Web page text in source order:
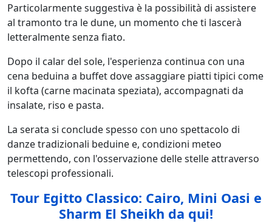
Particolarmente suggestiva è la possibilità di assistere
al tramonto tra le dune, un momento che ti lascerà
letteralmente senza fiato.
Dopo il calar del sole, l'esperienza continua con una
cena beduina a buffet dove assaggiare piatti tipici come
il kofta (carne macinata speziata), accompagnati da
insalate, riso e pasta.
La serata si conclude spesso con uno spettacolo di
danze tradizionali beduine e, condizioni meteo
permettendo, con l'osservazione delle stelle attraverso
telescopi professionali.
Tour Egitto Classico: Cairo, Mini Oasi e
Sharm El Sheikh da qui!